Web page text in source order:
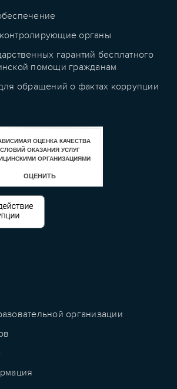
органы
гарантий бесплатного
помощи гражданам
обращений о фактах коррупции
организации